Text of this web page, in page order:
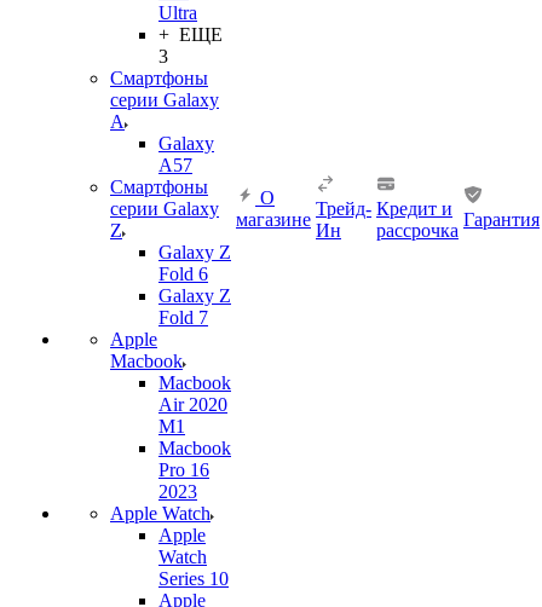
Ultra
+ ЕЩЕ
3
Смартфоны
серии Galaxy
A
Galaxy
A57
Смартфоны
серии Galaxy
Z
Galaxy Z
Fold 6
Galaxy Z
Fold 7
Apple
Macbook
Macbook
Air 2020
M1
Macbook
Pro 16
2023
Apple Watch
Apple
Watch
Series 10
Apple
О
магазине
Трейд-
Ин
Кредит и
рассрочка
Гарантия